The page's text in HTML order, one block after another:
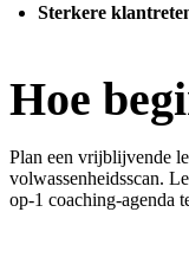
Sterkere
Hoe
Plan een vrijblijvende
volwassenheidsscan.
op-1 coaching-agenda